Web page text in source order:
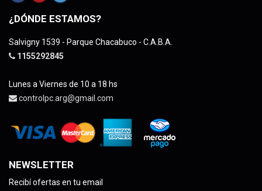
¿DÓNDE ESTAMOS?
Salvigny 1539 - Parque Chacabuco - C.A.B.A.
1155292845
Lunes a Viernes de 10 a 18 hs
controlpc.arg@gmail.com
NEWSLETTER
Recibí ofertas en tu email